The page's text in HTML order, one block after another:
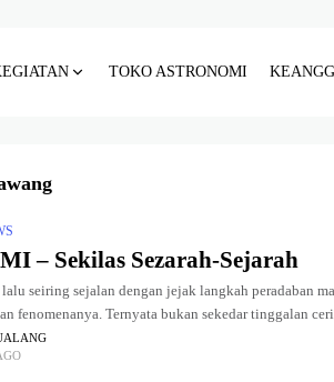
TOKO ASTRONOMI
– Sekilas Sezarah-Sejarah
seiring sejalan dengan jejak langkah peradaban
fenomenanya. Ternyata bukan sekedar tinggalan